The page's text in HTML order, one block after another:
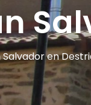
Salvador en